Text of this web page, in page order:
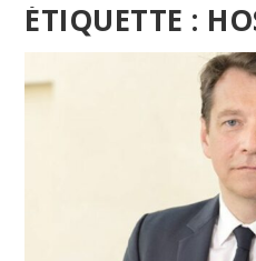
ÉTIQUETTE :